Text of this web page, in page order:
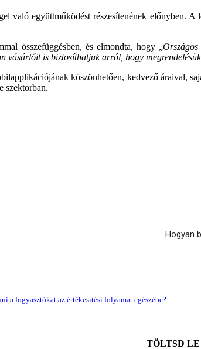
való együttműködést részesítenének előnyben.
összefüggésben, és elmondta, hogy „
is biztosíthatjuk arról, hogy
köszönhetően, kedvező áraival,
szektorban.
Hogyan
a fogyasztókat az értékesítési folyamat egészébe?
TÖLTSD